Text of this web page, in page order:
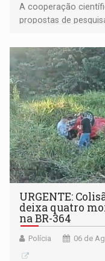
A cooperação
propostas de
URGENTE:
deixa quatro
na BR-364
Polícia 06 de